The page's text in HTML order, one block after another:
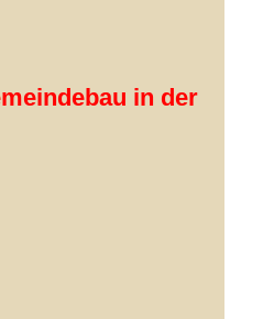
in der